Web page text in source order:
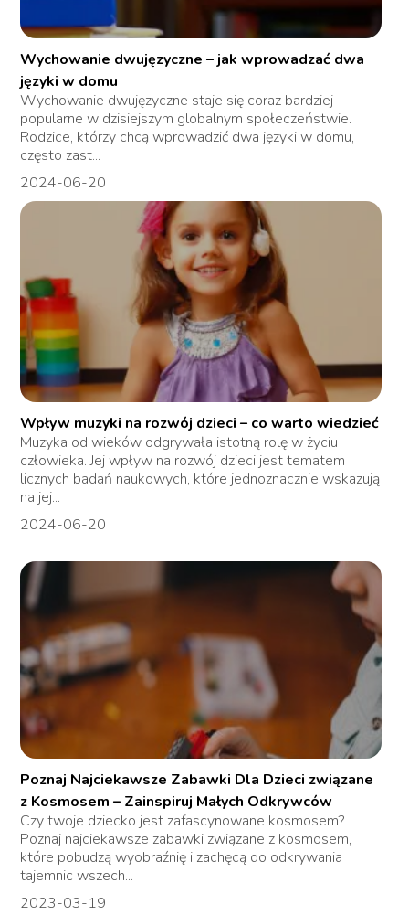
Wychowanie dwujęzyczne – jak wprowadzać dwa
języki w domu
Wychowanie dwujęzyczne staje się coraz bardziej
popularne w dzisiejszym globalnym społeczeństwie.
Rodzice, którzy chcą wprowadzić dwa języki w domu,
często zast...
2024-06-20
Wpływ muzyki na rozwój dzieci – co warto wiedzieć
Muzyka od wieków odgrywała istotną rolę w życiu
człowieka. Jej wpływ na rozwój dzieci jest tematem
licznych badań naukowych, które jednoznacznie wskazują
na jej...
2024-06-20
Poznaj Najciekawsze Zabawki Dla Dzieci związane
z Kosmosem – Zainspiruj Małych Odkrywców
Czy twoje dziecko jest zafascynowane kosmosem?
Poznaj najciekawsze zabawki związane z kosmosem,
które pobudzą wyobraźnię i zachęcą do odkrywania
tajemnic wszech...
2023-03-19